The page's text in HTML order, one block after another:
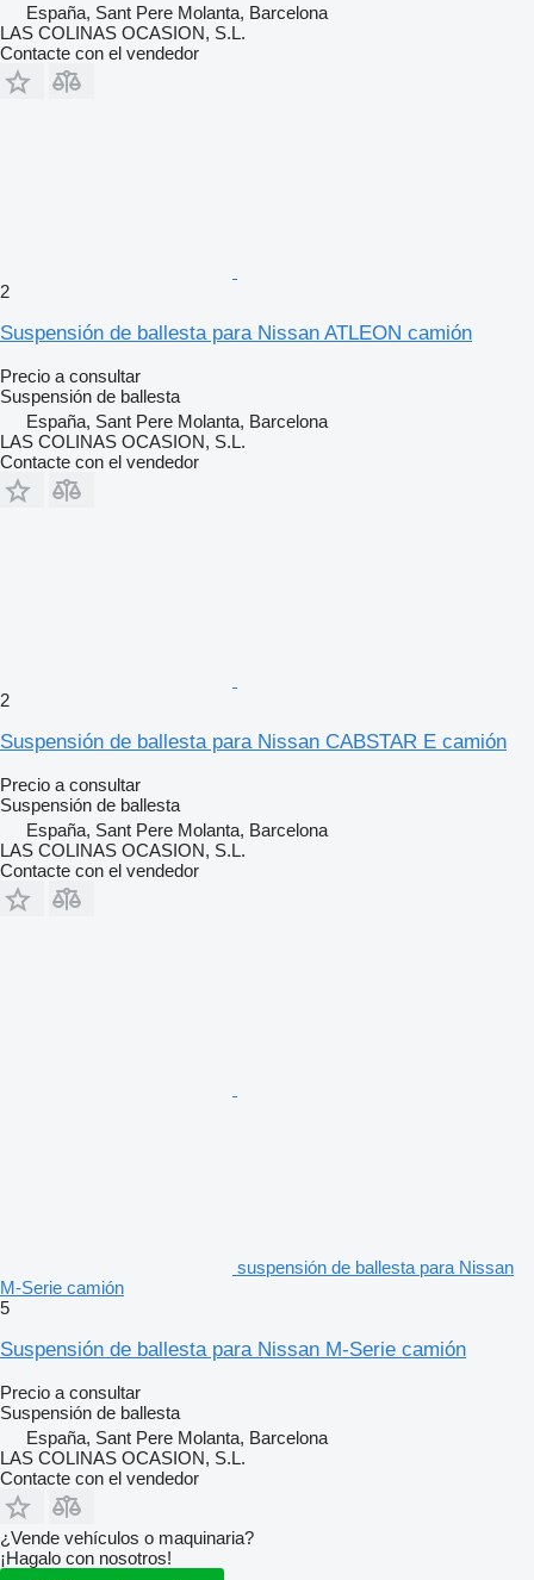
España, Sant Pere Molanta, Barcelona
LAS COLINAS OCASION, S.L.
Contacte con el vendedor
2
Suspensión de ballesta para Nissan ATLEON camión
Precio a consultar
Suspensión de ballesta
España, Sant Pere Molanta, Barcelona
LAS COLINAS OCASION, S.L.
Contacte con el vendedor
2
Suspensión de ballesta para Nissan CABSTAR E camión
Precio a consultar
Suspensión de ballesta
España, Sant Pere Molanta, Barcelona
LAS COLINAS OCASION, S.L.
Contacte con el vendedor
suspensión de ballesta para Nissan
M-Serie camión
5
Suspensión de ballesta para Nissan M-Serie camión
Precio a consultar
Suspensión de ballesta
España, Sant Pere Molanta, Barcelona
LAS COLINAS OCASION, S.L.
Contacte con el vendedor
¿Vende vehículos o maquinaria?
¡Hagalo con nosotros!